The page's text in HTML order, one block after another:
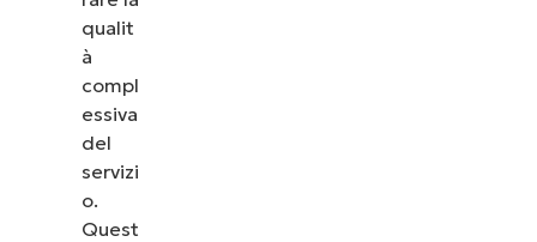
qualit
à
compl
essiva
del
servizi
o.
Quest